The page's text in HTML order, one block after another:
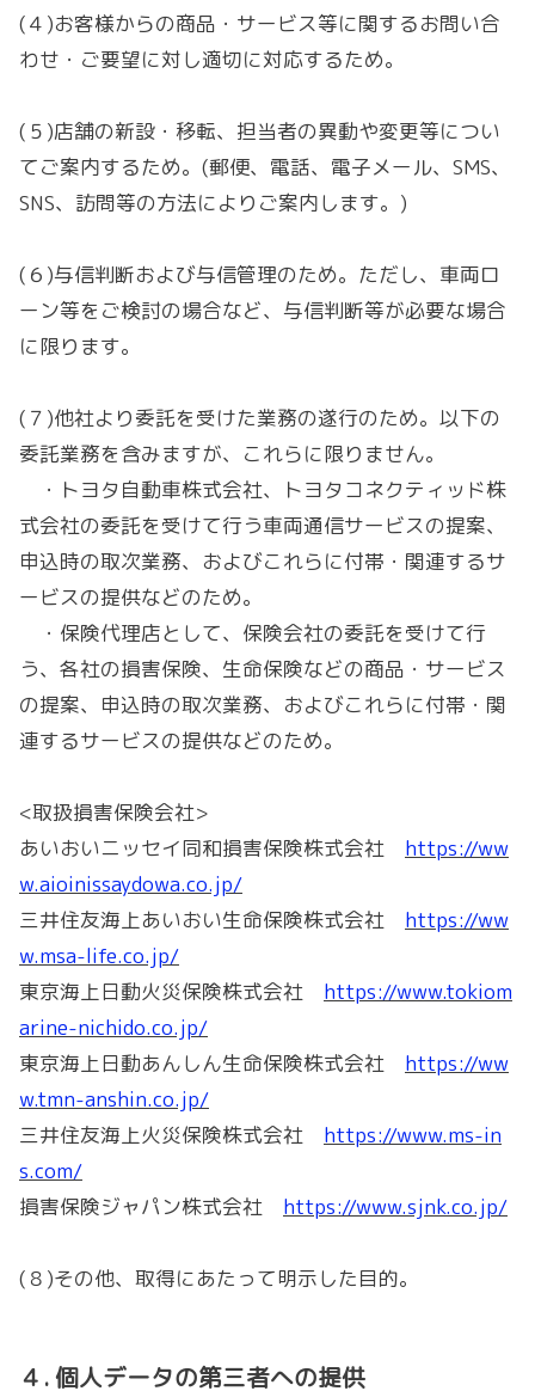
(４)お客様からの商品・サービス等に関するお問い合
わせ・ご要望に対し適切に対応するため。
(５)店舗の新設・移転、担当者の異動や変更等につい
てご案内するため。(郵便、電話、電子メール、SMS、
SNS、訪問等の方法によりご案内します。)
(６)与信判断および与信管理のため。ただし、車両ロ
ーン等をご検討の場合など、与信判断等が必要な場合
に限ります。
(７)他社より委託を受けた業務の遂行のため。以下の
委託業務を含みますが、これらに限りません。
・トヨタ自動車株式会社、トヨタコネクティッド株
式会社の委託を受けて行う車両通信サービスの提案、
申込時の取次業務、およびこれらに付帯・関連するサ
ービスの提供などのため。
・保険代理店として、保険会社の委託を受けて行
う、各社の損害保険、生命保険などの商品・サービス
の提案、申込時の取次業務、およびこれらに付帯・関
連するサービスの提供などのため。
<取扱損害保険会社>
あいおいニッセイ同和損害保険株式会社 https://ww
w.aioinissaydowa.co.jp/
三井住友海上あいおい生命保険株式会社 https://ww
w.msa-life.co.jp/
東京海上日動火災保険株式会社 https://www.tokiom
arine-nichido.co.jp/
東京海上日動あんしん生命保険株式会社 https://ww
w.tmn-anshin.co.jp/
三井住友海上火災保険株式会社 https://www.ms-in
s.com/
損害保険ジャパン株式会社 https://www.sjnk.co.jp/
(８)その他、取得にあたって明示した目的。
４ .個人データの第三者への提供